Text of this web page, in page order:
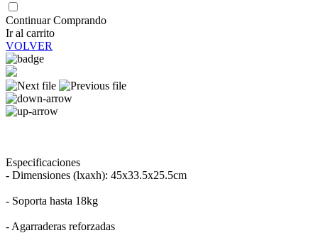
Continuar Comprando
Ir al carrito
VOLVER
Especificaciones
- Dimensiones (lxaxh): 45x33.5x25.5cm
- Soporta hasta 18kg
- Agarraderas reforzadas